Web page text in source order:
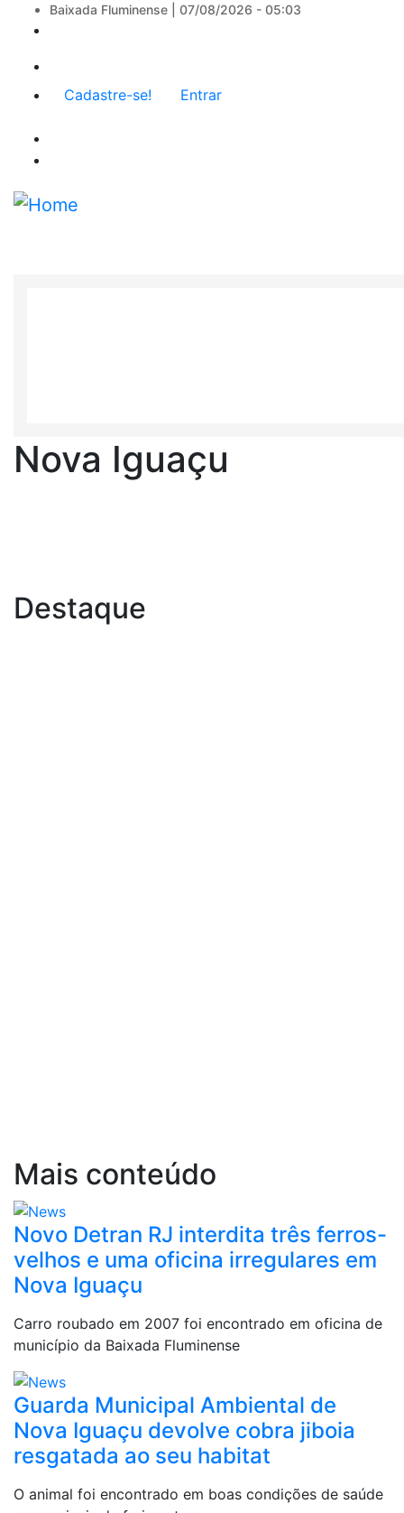
Baixada Fluminense | 07/08/2026 - 05:03
Menu
de
Cadastre-se! Entrar
Nova Iguaçu
Destaque
Mais conteúdo
Novo Detran RJ interdita três ferros-
velhos e uma oficina irregulares em
Nova Iguaçu
Carro roubado em 2007 foi encontrado em oficina de
município da Baixada Fluminense
Guarda Municipal Ambiental de
Nova Iguaçu devolve cobra jiboia
resgatada ao seu habitat
O animal foi encontrado em boas condições de saúde